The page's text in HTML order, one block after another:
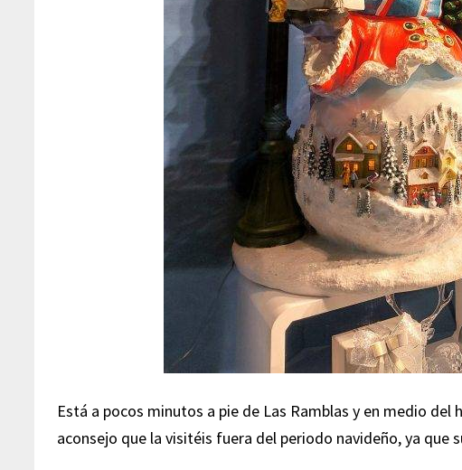
Está a pocos minutos a pie de Las Ramblas y en medio del
aconsejo que la visitéis fuera del periodo navideño, ya que